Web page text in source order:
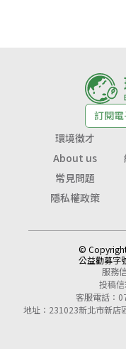
訂閱
環境徵才
About us
常見問題
隱私權政策
©
公益勸募字
服務
投稿信
客服電話：
地址：231023新北市新店